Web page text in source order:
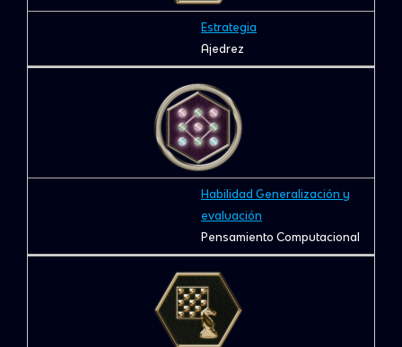
Estrategia
Ajedrez
Habilidad Generalización y
evaluación
Pensamiento Computacional